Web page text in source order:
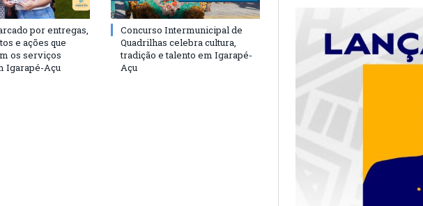
por entregas,
e ações que
os serviços
Igarapé-Açu
Concurso Intermunicipal de
Quadrilhas celebra cultura,
tradição e talento em Igarapé-
Açu